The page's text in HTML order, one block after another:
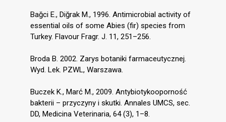
Bağci E., Diğrak M., 1996. Antimicrobial activity of
essential oils of some Abies (fir) species from
Turkey. Flavour Fragr. J. 11, 251–256.
Broda B. 2002. Zarys botaniki farmaceutycznej.
Wyd. Lek. PZWL, Warszawa.
Buczek K., Marć M., 2009. Antybiotykooporność
bakterii – przyczyny i skutki. Annales UMCS, sec.
DD, Medicina Veterinaria, 64 (3), 1–8.